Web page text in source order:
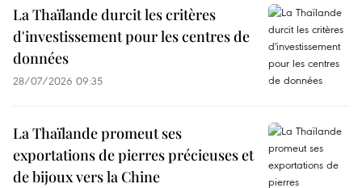
La Thaïlande durcit les critères
d'investissement pour les centres de
données
28/07/2026 09:35
La Thaïlande promeut ses
exportations de pierres précieuses et
de bijoux vers la Chine